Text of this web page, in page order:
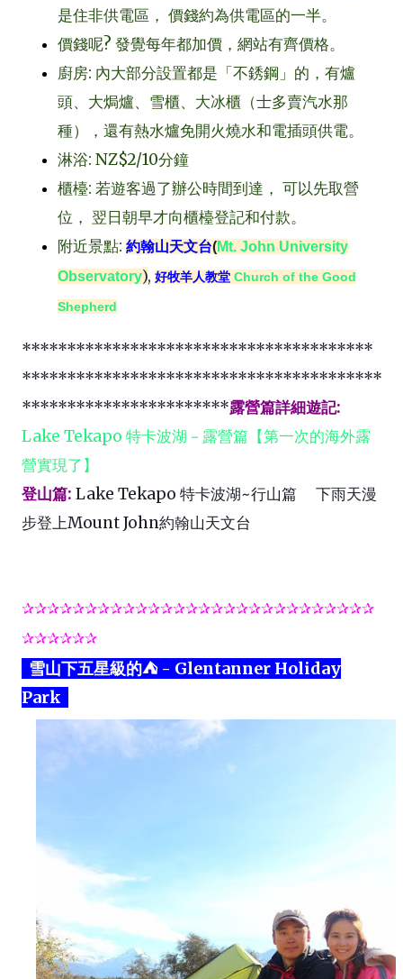
是住非供電區， 價錢約為供電區的一半。
價錢呢? 發覺每年都加價，網站有齊價格。
廚房: 內大部分設置都是「不銹鋼」的，有爐
頭、大焗爐、雪櫃、大冰櫃（士多賣汽水那
種），還有熱水爐免開火燒水和電插頭供電。
淋浴: NZ$2/10分鐘
櫃檯: 若遊客過了辦公時間到達， 可以先取營
位， 翌日朝早才向櫃檯登記和付款。
附近景點: 約翰山天文台(Mt. John University
Observatory), 好牧羊人教堂 Church of the Good
Shepherd
***************************************
****************************************
***********************露營篇詳細遊記:
Lake Tekapo 特卡波湖－露營篇【第一次的海外露
營實現了】
登山篇: Lake Tekapo 特卡波湖~行山篇 下雨天漫
步登上Mount John約翰山天文台
✰✰✰✰✰✰✰✰✰✰✰✰✰✰✰✰✰✰✰✰✰✰✰✰✰✰✰✰
✰✰✰✰✰✰
雪山下五星級的⛺ - Glentanner Holiday
Park